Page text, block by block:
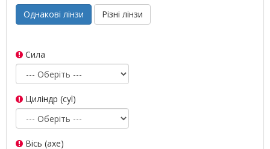
Однакові лінзи Різні лінзи
Сила
Циліндр (cyl)
Вісь (axe)